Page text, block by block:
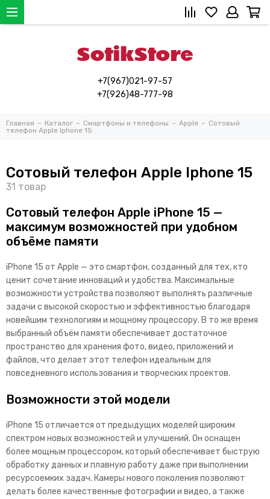
+7(967)021-97-57
+7(926)48-777-98
Главная Каталог Смартфоны и телефоны Apple
Сотовый
телефон Apple Iphone 15
Сотовый телефон Apple Iphone 15
Сотовый телефон Apple iPhone 15 —
максимум возможностей при удобном
объёме памяти
iPhone 15 от Apple — это смартфон, созданный для тех, кто
ценит сочетание инноваций и удобства. Максимальные
возможности устройства позволяют выполнять различные
задачи с высокой скоростью и эффективностью благодаря
новейшим технологиям и мощному процессору. В то же время
выбранный объём памяти обеспечивает достаточное
пространство для хранения фото, видео, приложений и
файлов, что делает этот телефон идеальным для
повседневного использования и творческих проектов.
Возможности этой модели
iPhone 15 отличается от предыдущих моделей широким
спектром новых возможностей и улучшений. Он оснащен
более мощным процессором, который обеспечивает быструю
обработку данных и плавную работу даже при выполнении
ресурсоемких задач. Камеры нового поколения позволяют
делать более качественные фотографии и видео, а также